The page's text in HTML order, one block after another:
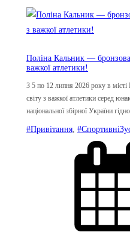
Поліна Кальник —
важкої атлетики!
З 5 по 12 липня 2026 року в
світу з важкої атлетики серед
національної збірної України
#Привітання,